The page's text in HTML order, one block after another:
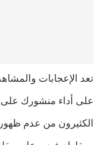
تعد الإعجابات
على أداء منشورك على